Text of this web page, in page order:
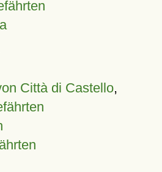
Città di Castello,